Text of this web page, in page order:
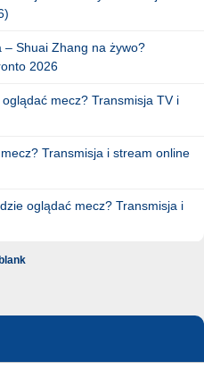
– Shuai Zhang na żywo?
2026
mecz? Transmisja TV i
Transmisja i stream online
oglądać mecz? Transmisja i